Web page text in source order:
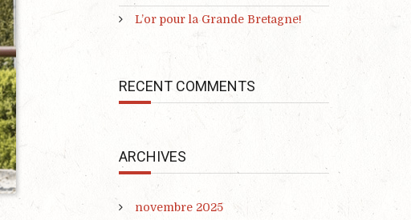
L’or pour la Grande Bretagne!
RECENT COMMENTS
ARCHIVES
novembre 2025